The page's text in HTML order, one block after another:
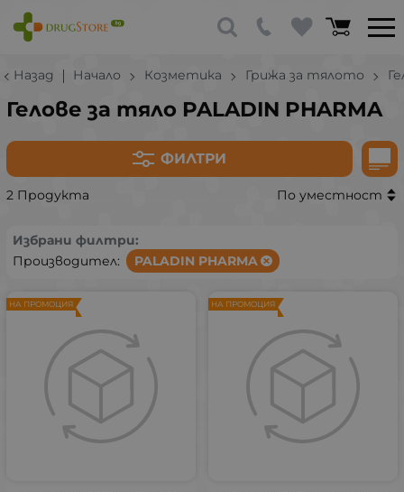
Назад Начало Козметика Грижа за тялото
Гелове за тяло PALADIN PHARMA
ФИЛТРИ
2 Продукта По уместност
Избрани филтри:
Производител:
PALADIN PHARMA
НА ПРОМОЦИЯ НА ПРОМОЦИЯ